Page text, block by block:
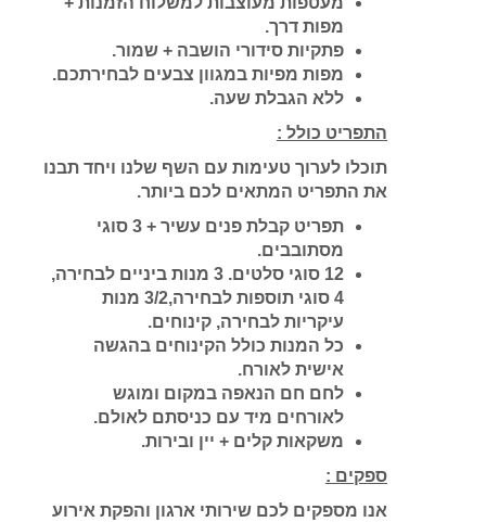
מפות דרך.
פתקיות סידורי הושבה + שמור.
מפות מפיות במגוון צבעים לבחירתכם.
ללא הגבלת שעה.
התפריט כולל :
תוכלו לערוך טעימות עם השף שלנו ויחד תבנו
את התפריט המתאים לכם ביותר.
תפריט קבלת פנים עשיר + 3 סוגי
מסתובבים.
12 סוגי סלטים. 3 מנות ביניים לבחירה,
4 סוגי תוספות לבחירה,2
/
3 מנות
עיקריות לבחירה, קינוחים.
כל המנות כולל הקינוחים בהגשה
אישית לאורח.
לחם חם הנאפה במקום ומוגש
לאורחים מיד עם כניסתם לאולם.
משקאות קלים + יין ובירות.
ספקים :
אנו מספקים לכם שירותי ארגון והפקת אירוע